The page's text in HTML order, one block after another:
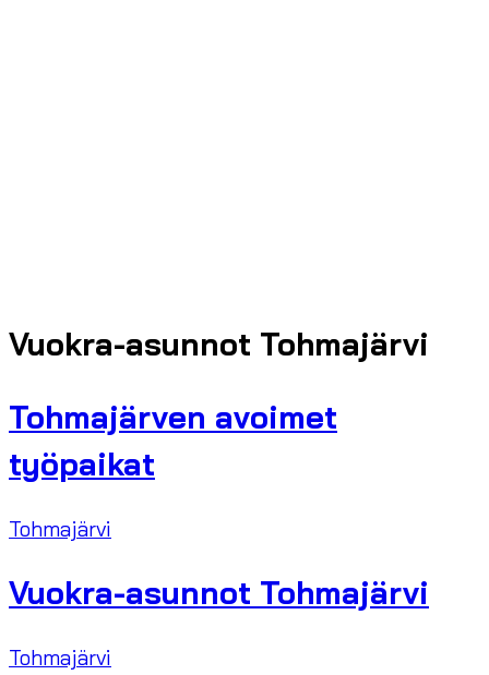
Vuokra-asunnot Tohmajärvi
Tohmajärven avoimet
työpaikat
Tohmajärvi
Vuokra-asunnot Tohmajärvi
Tohmajärvi